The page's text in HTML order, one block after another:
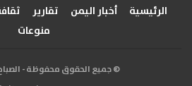
الرئيسية أخبار اليمن تقارير
منوعات
© جميع الحقوق محفوظة - الصباح